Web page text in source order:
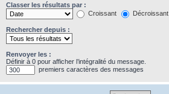
Classer les résultats par :
Croissant
Décroissant
Rechercher depuis :
Renvoyer les :
Définir à 0 pour afficher l’intégralité du message.
premiers caractères des messages